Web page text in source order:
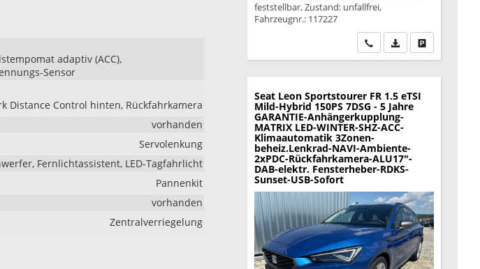
adaptiv (ACC),
Sensor
Distance Control hinten, Rückfahrkamera
vorhanden
Servolenkung
Fernlichtassistent, LED-Tagfahrlicht
Pannenkit
vorhanden
Zentralverriegelung
feststellbar, Zustand: unfallfrei,
Fahrzeugnr.: 117227
Wir rufen Sie an
PDF-Datei,Drucken,
Seat Leon Sportstourer FR 1.5 eTSI
Mild-Hybrid 150PS 7DSG - 5 Jahre
GARANTIE-Anhängerkupplung-
MATRIX LED-WINTER-SHZ-ACC-
Klimaautomatik 3Zonen-
beheiz.Lenkrad-NAVI-Ambiente-
2xPDC-Rückfahrkamera-ALU17"-
DAB-elektr. Fensterheber-RDKS-
Sunset-USB-Sofort